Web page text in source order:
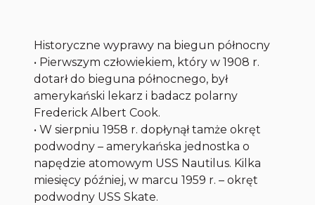
Historyczne wyprawy na biegun północny
• Pierwszym człowiekiem, który w 1908 r.
dotarł do bieguna północnego, był
amerykański lekarz i badacz polarny
Frederick Albert Cook.
• W sierpniu 1958 r. dopłynął tamże okręt
podwodny – amerykańska jednostka o
napędzie atomowym USS Nautilus. Kilka
miesięcy później, w marcu 1959 r. – okręt
podwodny USS Skate.